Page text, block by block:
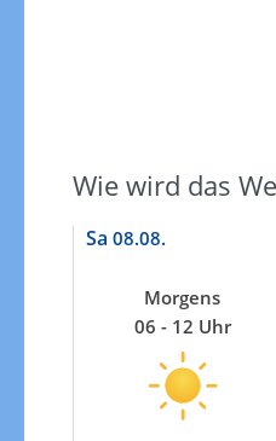
Wie wird das
Sa 08.08.
Morgens
06 - 12 Uhr
Zur